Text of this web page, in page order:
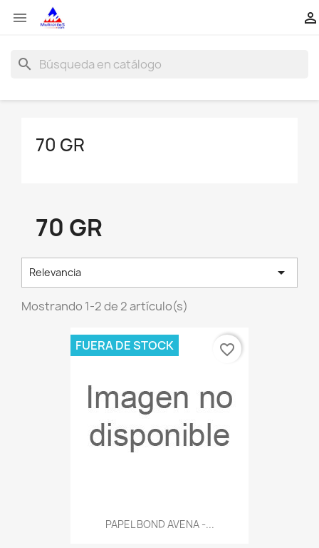
 
search
70 GR
70 GR
Relevancia 
Mostrando 1-2 de 2 artículo(s)
PAPEL BOND AVENA -...
FUERA DE STOCK favorite_border